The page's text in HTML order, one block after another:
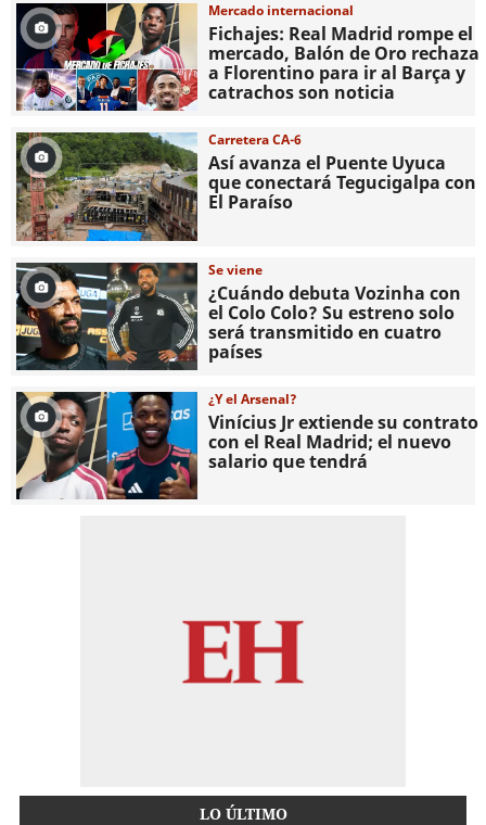
Mercado internacional
Fichajes: Real Madrid rompe el
mercado, Balón de Oro rechaza
a Florentino para ir al Barça y
catrachos son noticia
Carretera CA-6
Así avanza el Puente Uyuca
que conectará Tegucigalpa con
El Paraíso
Se viene
¿Cuándo debuta Vozinha con
el Colo Colo? Su estreno solo
será transmitido en cuatro
países
¿Y el Arsenal?
Vinícius Jr extiende su contrato
con el Real Madrid; el nuevo
salario que tendrá
LO ÚLTIMO